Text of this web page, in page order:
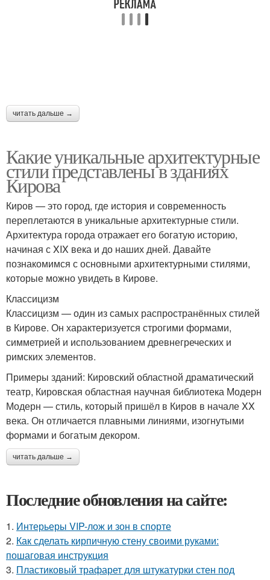
читать дальше →
Какие уникальные архитектурные
стили представлены в зданиях
Кирова
Киров — это город, где история и современность
переплетаются в уникальные архитектурные стили.
Архитектура города отражает его богатую историю,
начиная с XIX века и до наших дней. Давайте
познакомимся с основными архитектурными стилями,
которые можно увидеть в Кирове.
Классицизм
Классицизм — один из самых распространённых стилей
в Кирове. Он характеризуется строгими формами,
симметрией и использованием древнегреческих и
римских элементов.
Примеры зданий: Кировский областной драматический
театр, Кировская областная научная библиотека Модерн
Модерн — стиль, который пришёл в Киров в начале XX
века. Он отличается плавными линиями, изогнутыми
формами и богатым декором.
читать дальше →
Последние обновления на сайте:
1. Интерьеры VIP-лож и зон в спорте
2. Как сделать кирпичную стену своими руками:
пошаговая инструкция
3. Пластиковый трафарет для штукатурки стен под